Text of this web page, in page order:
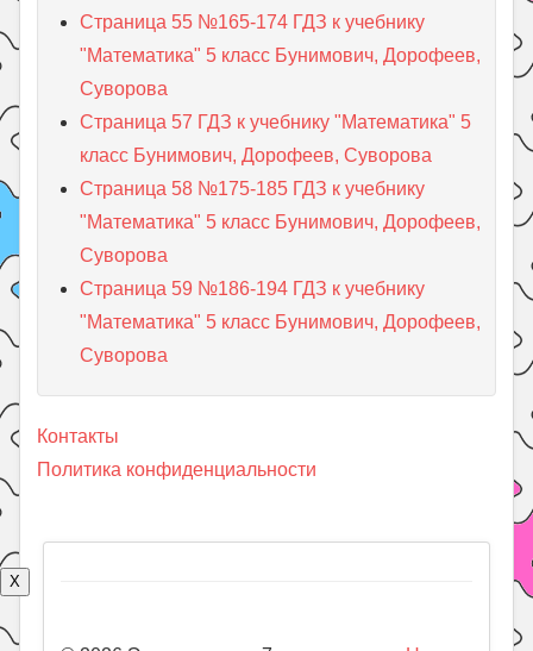
Страница 55 №165-174 ГДЗ к учебнику
"Математика" 5 класс Бунимович, Дорофеев,
Суворова
Страница 57 ГДЗ к учебнику "Математика" 5
класс Бунимович, Дорофеев, Суворова
Страница 58 №175-185 ГДЗ к учебнику
"Математика" 5 класс Бунимович, Дорофеев,
Суворова
Страница 59 №186-194 ГДЗ к учебнику
"Математика" 5 класс Бунимович, Дорофеев,
Суворова
Контакты
Политика конфиденциальности
X